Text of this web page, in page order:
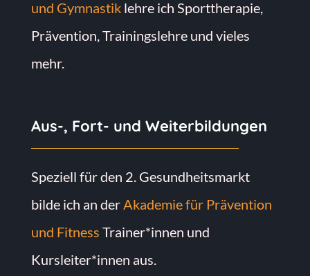
und Gymnastiklehre ich Sporttherapie,
Prävention, Trainingslehre und vieles
mehr.
Aus-, Fort- und Weiterbildungen
Speziell für den 2. Gesundheitsmarkt
bilde ich an derAkademie für Prävention
und Fitness Trainer*innen und
Kursleiter*innen aus.